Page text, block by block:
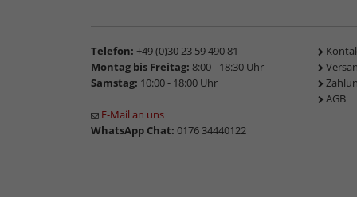
Telefon: +49 (0)30 23 59 490 81
Montag bis Freitag: 8:00 - 18:30 Uhr
Samstag: 10:00 - 18:00 Uhr
E-Mail an uns
WhatsApp Chat: 0176 34440122
AGB